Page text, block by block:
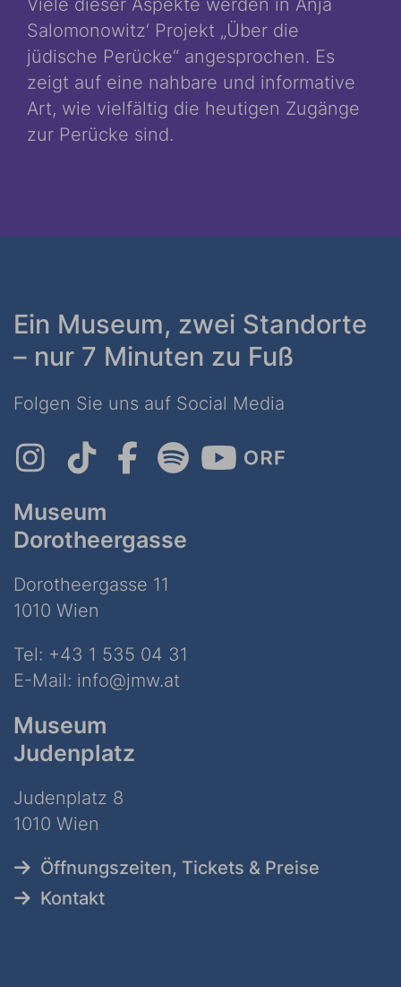
Salomonowitz‘ Projekt „Über die
jüdische Perücke“ angesprochen. Es
zeigt auf eine nahbare und informative
Art, wie vielfältig die heutigen Zugänge
zur Perücke sind.
Ein Museum, zwei Standorte
– nur 7 Minuten zu Fuß
Folgen Sie uns auf Social Media
Museum
Dorotheergasse
Dorotheergasse 11
1010 Wien
Tel: +43 1 535 04 31
E-Mail: info@jmw.at
Museum
Judenplatz
Judenplatz 8
1010 Wien
Öffnungszeiten, Tickets & Preise
Kontakt